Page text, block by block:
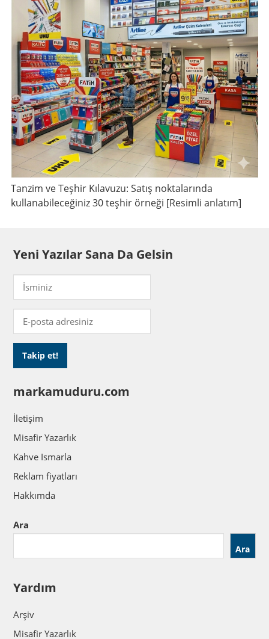
Tanzim ve Teşhir Kılavuzu: Satış noktalarında
kullanabileceğiniz 30 teşhir örneği [Resimli anlatım]
Yeni Yazılar Sana Da Gelsin
markamuduru.com
İletişim
Misafir Yazarlık
Kahve Ismarla
Reklam fiyatları
Hakkımda
Ara
Ara
Yardım
Arşiv
Misafir Yazarlık